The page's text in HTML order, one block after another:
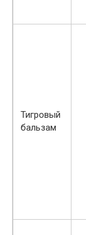
Тигровый
бальзам